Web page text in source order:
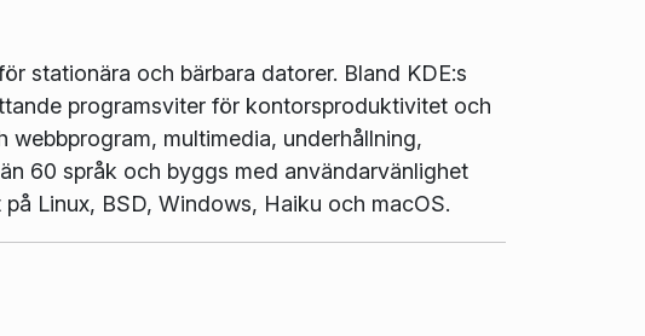
stationära och bärbara datorer. Bland KDE:s
programsviter för kontorsproduktivitet och
multimedia, underhållning,
60 språk och byggs med användarvänlighet
Linux, BSD, Windows, Haiku och macOS.